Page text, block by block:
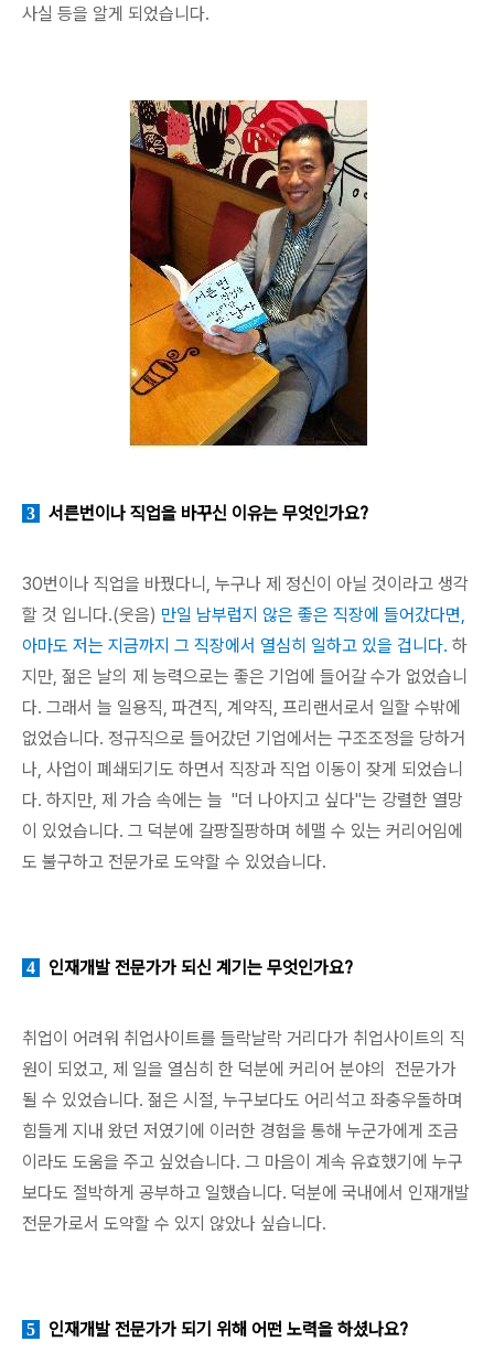
사실 등을 알게 되었습니다.
3 서른번이나 직업을 바꾸신 이유는 무엇인가요?
30번이나 직업을 바꿨다니, 누구나 제 정신이 아닐 것이라고 생각
할 것 입니다.(웃음) 만일 남부럽지 않은 좋은 직장에 들어갔다면,
아마도 저는 지금까지 그 직장에서 열심히 일하고 있을 겁니다. 하
지만, 젊은 날의 제 능력으로는 좋은 기업에 들어갈 수가 없었습니
다. 그래서 늘 일용직, 파견직, 계약직, 프리랜서로서 일할 수밖에
없었습니다. 정규직으로 들어갔던 기업에서는 구조조정을 당하거
나, 사업이 폐쇄되기도 하면서 직장과 직업 이동이 잦게 되었습니
다. 하지만, 제 가슴 속에는 늘 "더 나아지고 싶다"는 강렬한 열망
이 있었습니다. 그 덕분에 갈팡질팡하며 헤맬 수 있는 커리어임에
도 불구하고 전문가로 도약할 수 있었습니다.
4 인재개발 전문가가 되신 계기는 무엇인가요?
취업이 어려워 취업사이트를 들락날락 거리다가 취업사이트의 직
원이 되었고, 제 일을 열심히 한 덕분에 커리어 분야의 전문가가
될 수 있었습니다. 젊은 시절, 누구보다도 어리석고 좌충우돌하며
힘들게 지내 왔던 저였기에 이러한 경험을 통해 누군가에게 조금
이라도 도움을 주고 싶었습니다. 그 마음이 계속 유효했기에 누구
보다도 절박하게 공부하고 일했습니다. 덕분에 국내에서 인재개발
전문가로서 도약할 수 있지 않았나 싶습니다.
5 인재개발 전문가가 되기 위해 어떤 노력을 하셨나요?